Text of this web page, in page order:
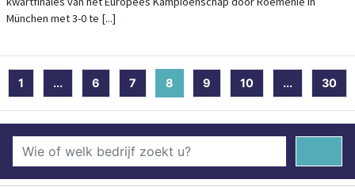
München met 3-0 te [...]
1 ... 6 7 8 (current)
9 10 ... 30